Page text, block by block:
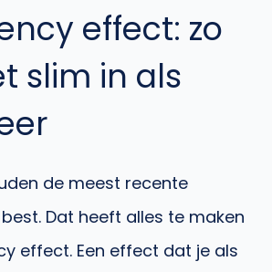
effect: zo
slim in als
de meest recente
Dat heeft alles te maken
effect. Een effect dat je als